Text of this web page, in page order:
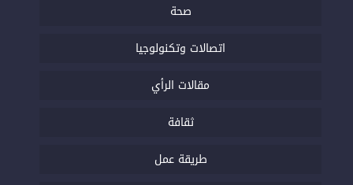
صحة
اتصالات وتكنولوجيا
مقالات الرأي
ثقافة
طريقة عمل